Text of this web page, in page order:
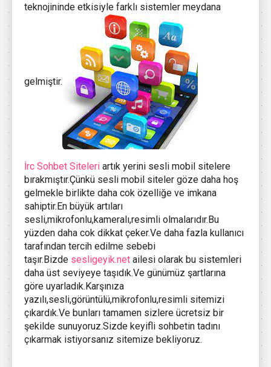
teknojininde etkisiyle farklı sistemler meydana
gelmiştir.
İrc Sohbet Siteleri artık yerini sesli mobil sitelere
bırakmıştır.Çünkü sesli mobil siteler göze daha hoş
gelmekle birlikte daha cok özelliğe ve imkana
sahiptir.En büyük artıları
sesli,mikrofonlu,kameralı,resimli olmalarıdır.Bu
yüzden daha cok dikkat çeker.Ve daha fazla kullanıcı
tarafından tercih edilme sebebi
taşır.Bizde sesligeyik.net ailesi olarak bu sistemleri
daha üst seviyeye taşıdık.Ve günümüz şartlarına
göre uyarladık.Karşınıza
yazılı,sesli,görüntülü,mikrofonlu,resimli sitemizi
çıkardık.Ve bunları tamamen sizlere ücretsiz bir
şekilde sunuyoruz.Sizde keyifli sohbetin tadını
çıkarmak istiyorsanız sitemize bekliyoruz.